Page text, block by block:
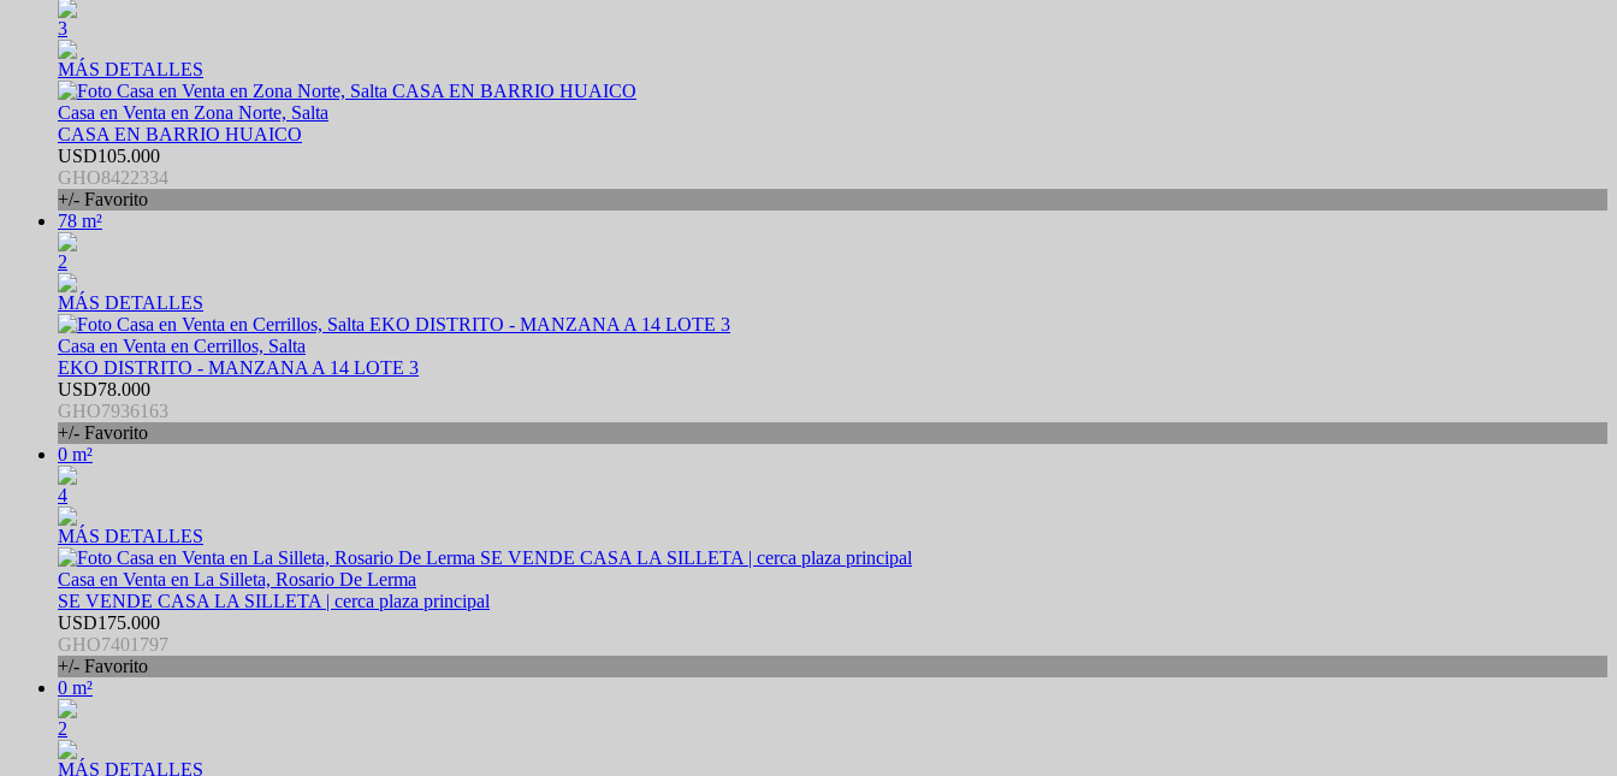
3
MÁS DETALLES
Casa en Venta en Zona Norte, Salta
CASA EN BARRIO HUAICO
USD105.000
GHO8422334
+/- Favorito
78 m²
2
MÁS DETALLES
Casa en Venta en Cerrillos, Salta
EKO DISTRITO - MANZANA A 14 LOTE 3
USD78.000
GHO7936163
+/- Favorito
0 m²
4
MÁS DETALLES
Casa en Venta en La Silleta, Rosario De Lerma
SE VENDE CASA LA SILLETA | cerca plaza principal
USD175.000
GHO7401797
+/- Favorito
0 m²
2
MÁS DETALLES